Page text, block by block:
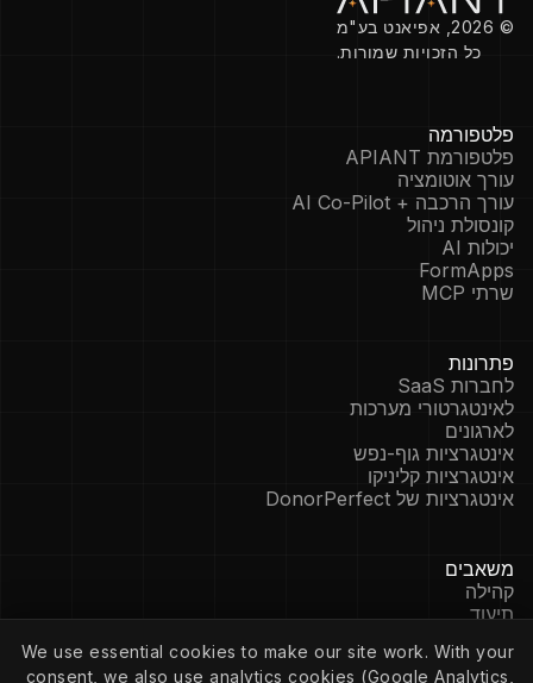
© 2026, אפיאנט בע"מ
כל הזכויות שמורות.
פלטפורמה
פלטפורמת APIANT
עורך אוטומציה
עורך הרכבה + AI Co-Pilot
קונסולת ניהול
יכולות AI
FormApps
שרתי MCP
פתרונות
לחברות SaaS
לאינטגרטורי מערכות
לארגונים
אינטגרציות גוף-נפש
אינטגרציות קליניקו
אינטגרציות של DonorPerfect
משאבים
קהילה
תיעוד
בלוג
We use essential cookies to make our site work. With your
consent, we also use analytics cookies (Google Analytics,